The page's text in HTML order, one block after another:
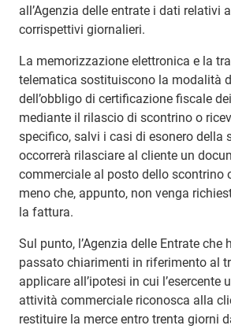
all’Agenzia delle entrate i dati relativi
corrispettivi giornalieri.
La memorizzazione elettronica e la
telematica sostituiscono la modalità
dell’obbligo di certificazione fiscale
mediante il rilascio di scontrino o
specifico, salvi i casi di esonero della
occorrerà rilasciare al cliente un
commerciale al posto dello scontrino
meno che, appunto, non venga
la fattura.
Sul punto, l’Agenzia delle Entrate che
passato chiarimenti in riferimento al
applicare all’ipotesi in cui l’esercente
attività commerciale riconosca alla
restituire la merce entro trenta giorni